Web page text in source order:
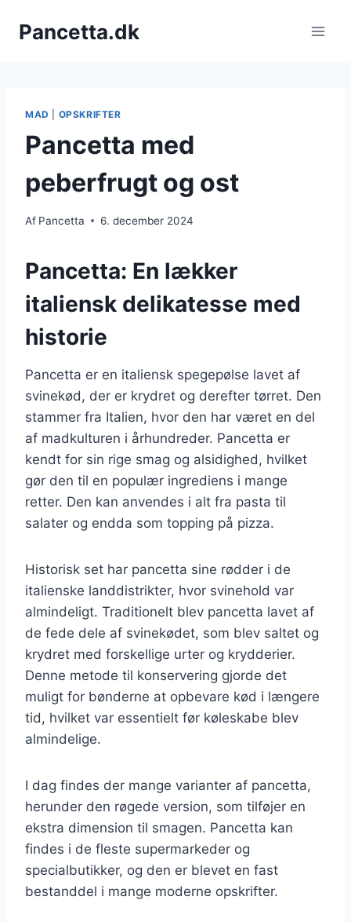
Pancetta.dk
MAD OPSKRIFTER
Pancetta med
peberfrugt og ost
Af Pancetta 6. december 2024
Pancetta: En lækker
italiensk delikatesse med
historie
Pancetta er en italiensk spegepølse lavet af
svinekød, der er krydret og derefter tørret. Den
stammer fra Italien, hvor den har været en del
af madkulturen i århundreder. Pancetta er
kendt for sin rige smag og alsidighed, hvilket
gør den til en populær ingrediens i mange
retter. Den kan anvendes i alt fra pasta til
salater og endda som topping på pizza.
Historisk set har pancetta sine rødder i de
italienske landdistrikter, hvor svinehold var
almindeligt. Traditionelt blev pancetta lavet af
de fede dele af svinekødet, som blev saltet og
krydret med forskellige urter og krydderier.
Denne metode til konservering gjorde det
muligt for bønderne at opbevare kød i længere
tid, hvilket var essentielt før køleskabe blev
almindelige.
I dag findes der mange varianter af pancetta,
herunder den røgede version, som tilføjer en
ekstra dimension til smagen. Pancetta kan
findes i de fleste supermarkeder og
specialbutikker, og den er blevet en fast
bestanddel i mange moderne opskrifter.